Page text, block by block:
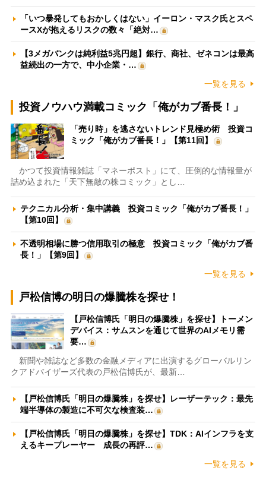
「いつ暴発してもおかしくはない」イーロン・マスク氏とスペ
ースXが抱えるリスクの数々「絶対…
【3メガバンクは純利益5兆円超】銀行、商社、ゼネコンは最高
益続出の一方で、中小企業・…
一覧を見る
投資ノウハウ満載コミック「俺がカブ番長！」
「売り時」を逃さないトレンド見極め術 投資コ
ミック「俺がカブ番長！」【第11回】
かつて投資情報雑誌「マネーポスト」にて、圧倒的な情報量が
詰め込まれた「天下無敵の株コミック」とし…
テクニカル分析・集中講義 投資コミック「俺がカブ番長！」
【第10回】
不透明相場に勝つ信用取引の極意 投資コミック「俺がカブ番
長！」【第9回】
一覧を見る
戸松信博の明日の爆騰株を探せ！
【戸松信博氏「明日の爆騰株」を探せ】トーメン
デバイス：サムスンを通じて世界のAIメモリ需
要…
新聞や雑誌など多数の金融メディアに出演するグローバルリン
クアドバイザーズ代表の戸松信博氏が、最新…
【戸松信博氏「明日の爆騰株」を探せ】レーザーテック：最先
端半導体の製造に不可欠な検査装…
【戸松信博氏「明日の爆騰株」を探せ】TDK：AIインフラを支
えるキープレーヤー 成長の再評…
一覧を見る